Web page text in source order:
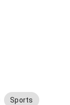
Sports